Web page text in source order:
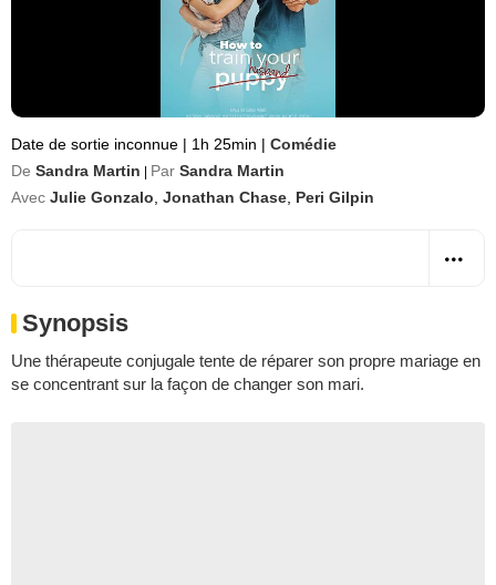
Date de sortie inconnue | 1h 25min | Comédie
De Sandra Martin Par Sandra Martin
Avec Julie Gonzalo Jonathan Chase Peri Gilpin
Synopsis
Une thérapeute conjugale tente de réparer son propre mariage en
se concentrant sur la façon de changer son mari.